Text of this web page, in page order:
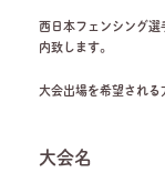
西日本フェンシング選
内致します。
大会出場を希望される
大会名